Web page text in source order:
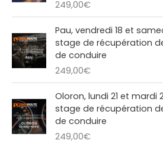
€
.9
,
0
€
.
0
€
a
i
t
9
,
0
:
2
0
€
i
a
l
é
a
i
t
e
l
e
:
2
249,00€
Pau, vendredi 18 et
stage de récupération
de conduire
249,00€
Oloron, lundi 21 et mardi
stage de récupération
de conduire
249,00€